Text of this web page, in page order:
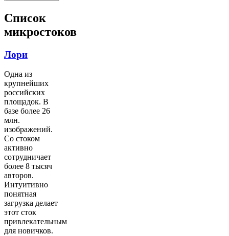
Список
микростоков
Лори
Одна из
крупнейших
российских
площадок. В
базе более 26
млн.
изображений.
Со стоком
активно
сотрудничает
более 8 тысяч
авторов.
Интуитивно
понятная
загрузка делает
этот сток
привлекательным
для новичков.